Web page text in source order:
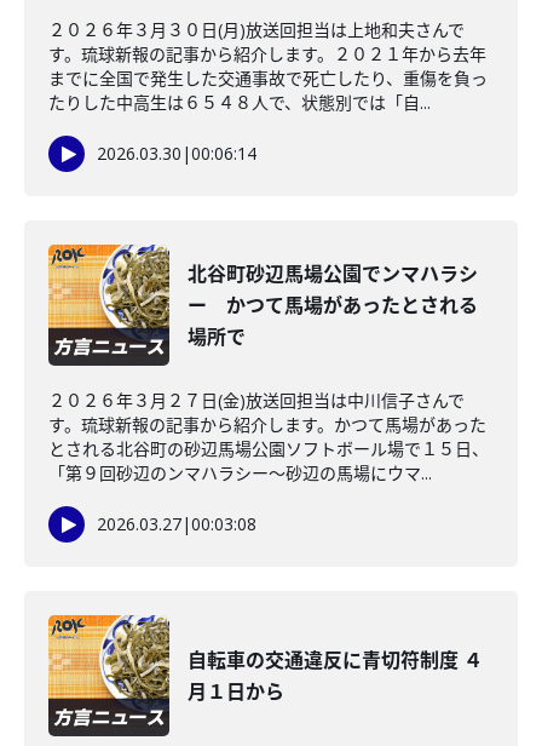
２０２６年３月３０日(月)放送回担当は上地和夫さんで
す。琉球新報の記事から紹介します。２０２１年から去年
までに全国で発生した交通事故で死亡したり、重傷を負っ
たりした中高生は６５４８人で、状態別では「自...
2026.03.30 |00:06:14
北谷町砂辺馬場公園でンマハラシ
ー かつて馬場があったとされる
場所で
２０２６年３月２７日(金)放送回担当は中川信子さんで
す。琉球新報の記事から紹介します。かつて馬場があった
とされる北谷町の砂辺馬場公園ソフトボール場で１５日、
「第９回砂辺のンマハラシー～砂辺の馬場にウマ...
2026.03.27|00:03:08
自転車の交通違反に青切符制度 ４
月１日から